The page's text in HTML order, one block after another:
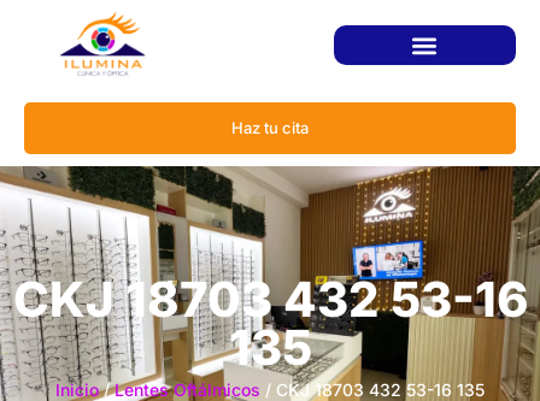
Haz tu cita
CKJ 18703 432 53-16
135
Inicio/Lentes Oftálmicos / CKJ 18703 432 53-16 135